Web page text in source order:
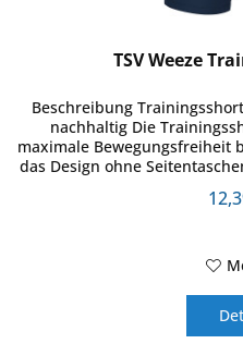
TSV Weeze
Beschreibung
nachhaltig Die
maximale Bewegungsfreiheit
das Design ohne